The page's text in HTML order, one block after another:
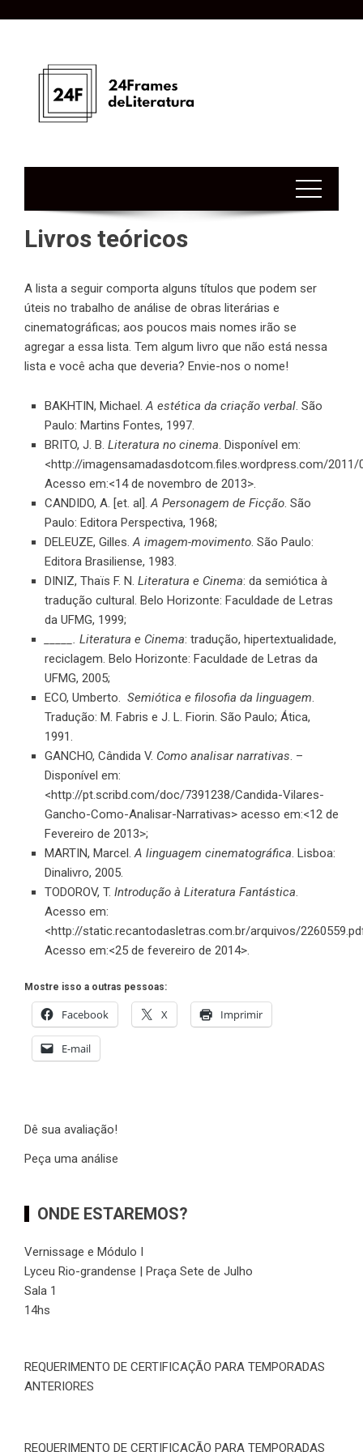
Livros teóricos
A lista a seguir comporta alguns títulos que podem ser
úteis no trabalho de análise de obras literárias e
cinematográficas; aos poucos mais nomes irão se
agregar a essa lista. Tem algum livro que não está nessa
lista e você acha que deveria? Envie-nos o nome!
BAKHTIN, Michael.A estética da criação verbal. São
Paulo: Martins Fontes, 1997.
BRITO, J. B. Literatura no cinema. Disponível em:
<http://imagensamadasdotcom.files.wordpress.com/
Acesso em:<14 de novembro de 2013>.
CANDIDO, A. [et. al].A Personagem de Ficção. São
Paulo: Editora Perspectiva, 1968;
DELEUZE, Gilles.A imagem-movimento. São Paulo:
Editora Brasiliense, 1983.
DINIZ, Thaïs F. N. Literatura e Cinema: da semiótica à
tradução cultural. Belo Horizonte: Faculdade de Letras
da UFMG, 1999;
_____. Literatura e Cinema: tradução, hipertextualidade,
reciclagem. Belo Horizonte: Faculdade de Letras da
UFMG, 2005;
ECO, Umberto. Semiótica e filosofia da linguagem.
Tradução: M. Fabris e J. L. Fiorin. São Paulo; Ática,
1991.
GANCHO, Cândida V. Como analisar narrativas. –
Disponível em:
<http://pt.scribd.com/doc/7391238/Candida-Vilares-
Gancho-Como-Analisar-Narrativas> acesso em:<12 de
Fevereiro de 2013>;
MARTIN, Marcel.A linguagem cinematográfica. Lisboa:
Dinalivro, 2005.
TODOROV, T. Introdução à Literatura Fantástica.
Acesso em:
<http://static.recantodasletras.com.br/arquivos/
Acesso em:<25 de fevereiro de 2014>.
Mostre isso a outras pessoas:
Facebook X Imprimir
E-mail
Dê sua avaliação!
Peça uma análise
ONDE ESTAREMOS?
Vernissage e Módulo I
Lyceu Rio-grandense | Praça Sete de Julho
Sala 1
14hs
REQUERIMENTO DE CERTIFICAÇÃO PARA TEMPORADAS
ANTERIORES
REQUERIMENTO DE CERTIFICAÇÃO PARA TEMPORADAS